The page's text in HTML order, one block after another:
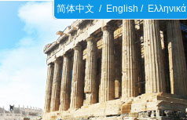
简体中文 / English / Ελληνικά